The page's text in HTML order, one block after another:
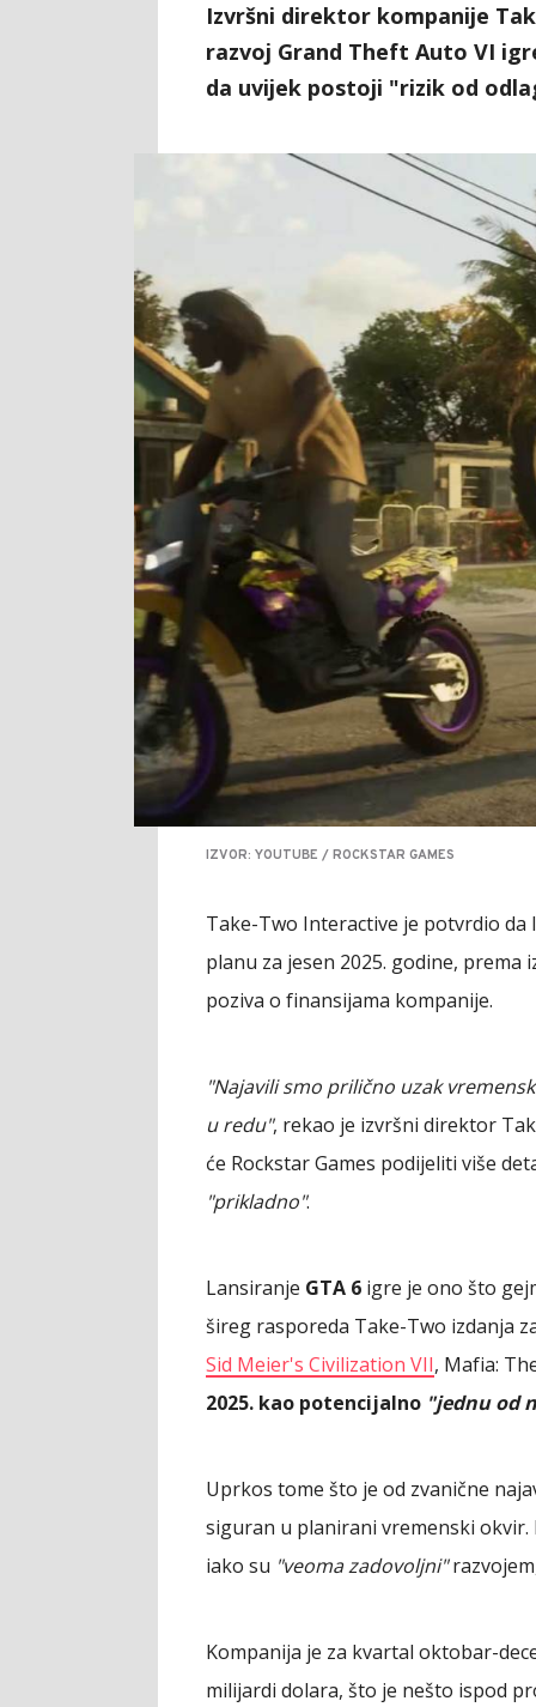
Izvršni direktor kompanije
razvoj Grand Theft Auto VI
da uvijek postoji "rizik od
IZVOR: YOUTUBE / ROCKSTAR GAMES
Take-Two Interactive je potvrdio
planu za jesen 2025. godine,
poziva o finansijama kompanije.
"Najavili smo prilično uzak
u redu", rekao je izvršni direktor
će Rockstar Games podijeliti više
"prikladno".
Lansiranje GTA 6 igre je ono što
šireg rasporeda Take-Two izdanja
Sid Meier's Civilization VII, Mafia:
2025. kao potencijalno "jednu od
Uprkos tome što je od zvanične
siguran u planirani vremenski
iako su "veoma zadovoljni"
Kompanija je za kvartal oktobar-
milijardi dolara, što je nešto ispod